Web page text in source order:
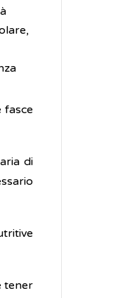
fasce
di
tener